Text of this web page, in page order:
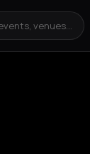
venues...